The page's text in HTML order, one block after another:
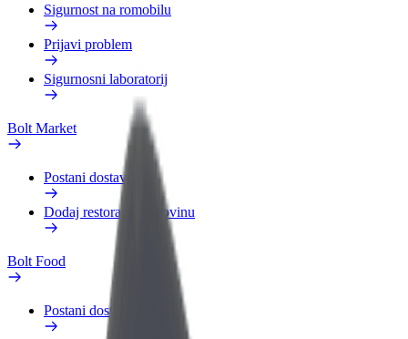
Sigurnost na romobilu
Prijavi problem
Sigurnosni laboratorij
Bolt Market
Postani dostavljač
Dodaj restoran ili trgovinu
Bolt Food
Postani dostavljač